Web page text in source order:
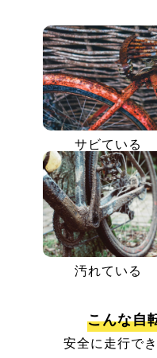
サビている
汚れている
こんな自
安全に走行で